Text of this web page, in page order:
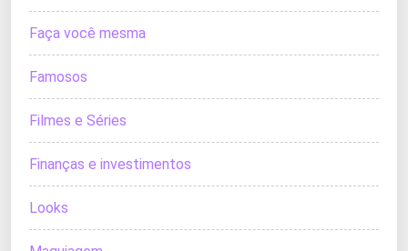
Faça você mesma
Famosos
Filmes e Séries
Finanças e investimentos
Looks